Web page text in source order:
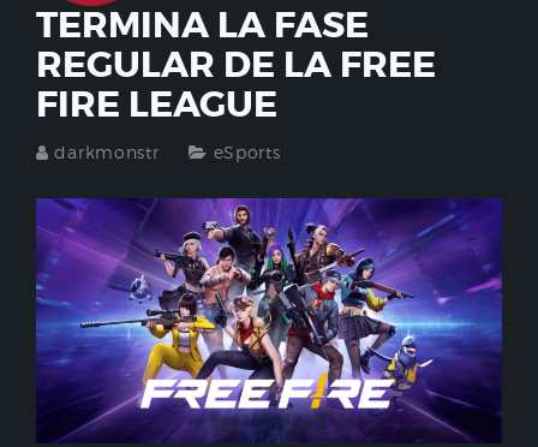
TERMINA LA FASE
REGULAR DE LA FREE
FIRE LEAGUE
darkmonstr eSports